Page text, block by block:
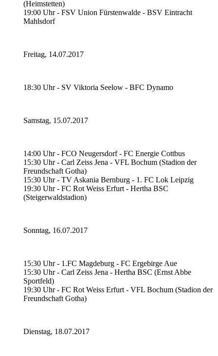
(Heimstetten)
19:00 Uhr - FSV Union Fürstenwalde - BSV Eintracht
Mahlsdorf
Freitag, 14.07.2017
18:30 Uhr - SV Viktoria Seelow - BFC Dynamo
Samstag, 15.07.2017
14:00 Uhr - FCO Neugersdorf - FC Energie Cottbus
15:30 Uhr - Carl Zeiss Jena - VFL Bochum (Stadion der
Freundschaft Gotha)
15:30 Uhr - TV Askania Bernburg - 1. FC Lok Leipzig
19:30 Uhr - FC Rot Weiss Erfurt - Hertha BSC
(Steigerwaldstadion)
Sonntag, 16.07.2017
15:30 Uhr - 1.FC Magdeburg - FC Ergebirge Aue
15:30 Uhr - Carl Zeiss Jena - Hertha BSC (Ernst Abbe
Sportfeld)
19:30 Uhr - FC Rot Weiss Erfurt - VFL Bochum (Stadion der
Freundschaft Gotha)
Dienstag, 18.07.2017